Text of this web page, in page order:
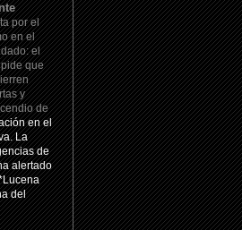
por el
en el
el
que
y
de
en el
La
de
alertado
del